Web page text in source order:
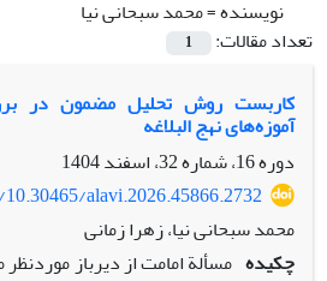
نویسنده =محمد سبحانی نیا
تعداد مقالات:
1
کاربست روش تحلیل مضمون در
آموزه‌های نهج البلاغه
دوره 16، شماره 32، اسفند 1404
alavi.2026.45866.2732
محمد سبحانی نیا، زهرا زمانی
چکیده مسألة امامت از دیرباز